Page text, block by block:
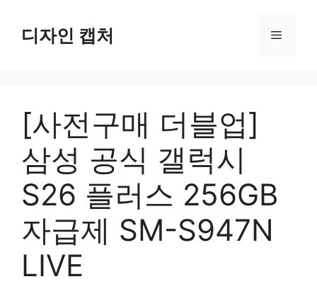
디자인 캡처 메
[사전구매 더블업]
삼성 공식 갤럭시
S26 플러스 256GB
자급제 SM-S947N
LIVE